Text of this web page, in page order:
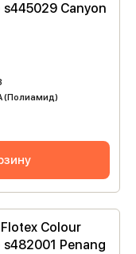
Canyon
(Полиамид)
Colour
Penang